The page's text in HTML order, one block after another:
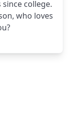
college.
who loves